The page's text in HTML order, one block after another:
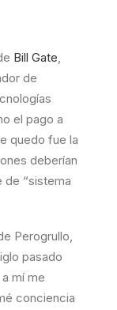
Bill Gate,
de
el pago a
quedo fue la
deberían
de “sistema
Perogrullo,
pasado
mí me
conciencia